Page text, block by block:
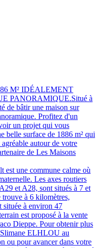
M² IDÉALEMENT
PANORAMIQUE.Situé à
de bâtir une maison sur
Profitez d'un
un projet qui vous
belle surface de 1886 m² qui
autour de votre
de Les Maisons
une commune calme où
Les axes routiers
et A28, sont situés à 7 et
trouve à 6 kilomètres,
située à environ 47
est proposé à la vente
Dieppe. Pour obtenir plus
ELHLOU au
ou pour avancer dans votre